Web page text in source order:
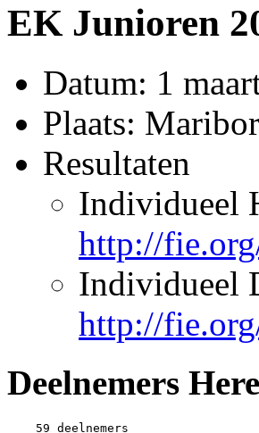
EK Junioren
Datum: 1
Plaats: Maribor
Resultaten
Individueel
http://
Individueel
http://
Deelnemers